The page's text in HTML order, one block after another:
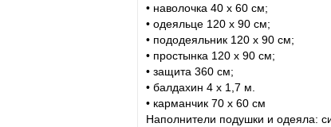
• наволочка 40 x 60 см;
• одеяльце 120 x 90 см;
• пододеяльник 120 x 90 см;
• простынка 120 x 90 см;
• защита 360 см;
• балдахин 4 x 1,7 м.
• карманчик 70 x 60 см
Наполнители подушки и одеяла: